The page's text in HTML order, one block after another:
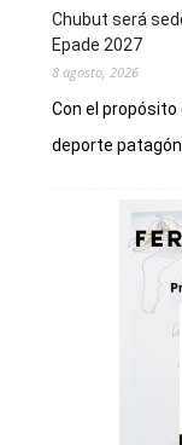
Chubut será
Epade 2027
8 agosto, 2026
Con el
deporte